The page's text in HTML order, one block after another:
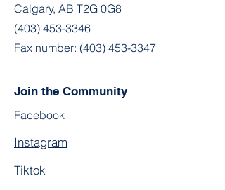
Calgary, AB T2G 0G8
(403) 453-3346
Fax number: (403) 453-3347
Join the Community
Facebook
Instagram
Tiktok